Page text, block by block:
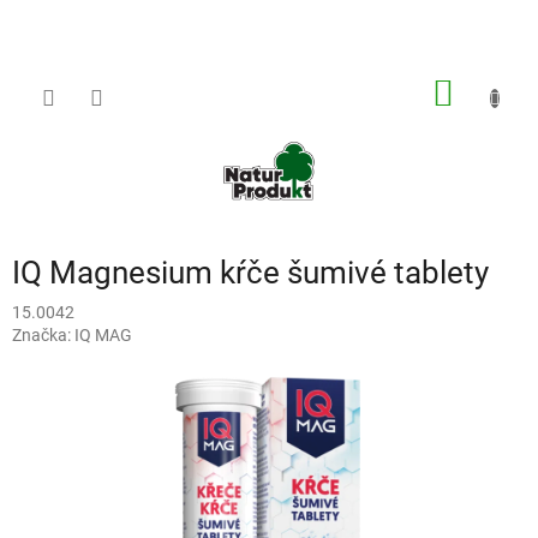
IQ Magnesium kŕče šumivé tablety
15.0042
Značka: IQ MAG